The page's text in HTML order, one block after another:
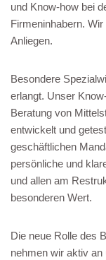
und Know-how bei
Firmeninhabern.
Anliegen.
Besondere
erlangt. Unser
Beratung von
entwickelt und
geschäftlichen
persönliche und
und allen am
besonderen Wert.
Die neue Rolle des
nehmen wir aktiv